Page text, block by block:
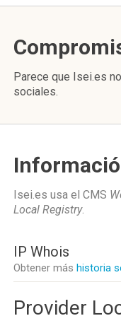
Parece que Isei.es
sociales.
Isei.es usa el CMS
Local Registry.
IP Whois
Obtener más historia
Provider